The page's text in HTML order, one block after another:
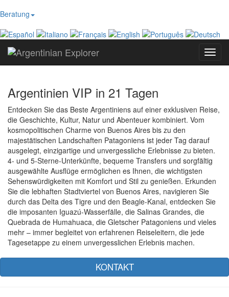
Beratung
Argentinien VIP in 21 Tagen
Entdecken Sie das Beste Argentiniens auf einer exklusiven Reise,
die Geschichte, Kultur, Natur und Abenteuer kombiniert. Vom
kosmopolitischen Charme von Buenos Aires bis zu den
majestätischen Landschaften Patagoniens ist jeder Tag darauf
ausgelegt, einzigartige und unvergessliche Erlebnisse zu bieten.
4- und 5-Sterne-Unterkünfte, bequeme Transfers und sorgfältig
ausgewählte Ausflüge ermöglichen es Ihnen, die wichtigsten
Sehenswürdigkeiten mit Komfort und Stil zu genießen. Erkunden
Sie die lebhaften Stadtviertel von Buenos Aires, navigieren Sie
durch das Delta des Tigre und den Beagle-Kanal, entdecken Sie
die imposanten Iguazú-Wasserfälle, die Salinas Grandes, die
Quebrada de Humahuaca, die Gletscher Patagoniens und vieles
mehr – immer begleitet von erfahrenen Reiseleitern, die jede
Tagesetappe zu einem unvergesslichen Erlebnis machen.
KONTAKT